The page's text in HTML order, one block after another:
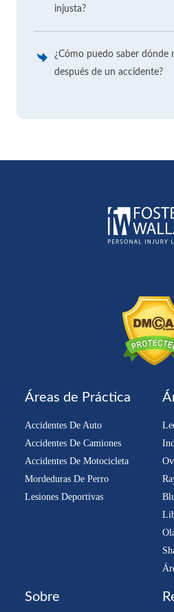
injusta?
¿Cómo puedo saber dónde
después de un accidente?
Áreas de Práctica
Accidentes De Auto
Accidentes De Camiones
Accidentes De Motocicleta
Mordeduras De Perro
Lesiones Deportivas
Sobre